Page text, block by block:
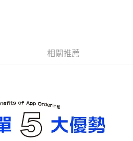
以上)免運費
以上)免運費
相關推薦